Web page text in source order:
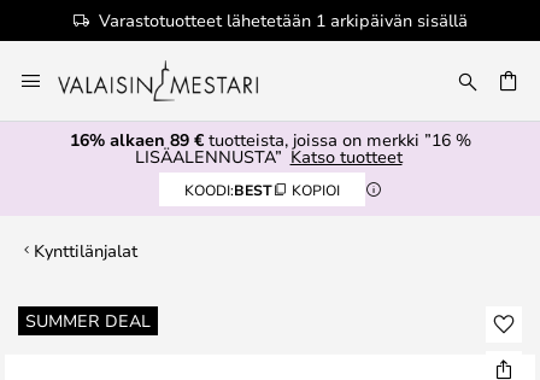
Varastotuotteet lähetetään 1 arkipäivän sisällä
to
Content
16% alkaen 89 €tuotteista, joissa on merkki ”16 %
LISÄALENNUSTA” Katso tuotteet
KOODI:BEST KOPIOI
Kynttilänjalat
SUMMER DEAL
Skip
to